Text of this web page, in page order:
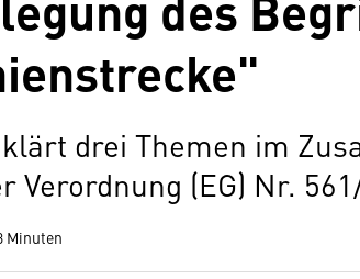
drei Themen im
Verordnung (EG) Nr.
Minuten